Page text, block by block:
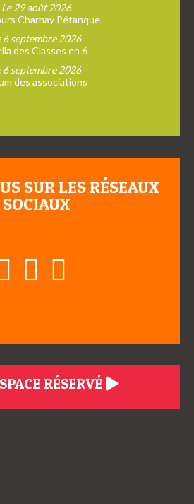
Le 29 août 2026
Charnay Pétanque
6 septembre 2026
des Classes en 6
6 septembre 2026
des associations
SUR LES RÉSEAUX
SOCIAUX
RÉSERVÉ